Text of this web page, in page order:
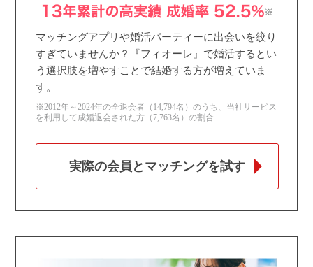
マッチングアプリや婚活パーティーに出会いを絞り
すぎていませんか？『フィオーレ』で婚活するとい
う選択肢を増やすことで結婚する方が増えていま
す。
※2012年～2024年の全退会者（14,794名）のうち、当社サービス
を利用して成婚退会された方（7,763名）の割合
実際の会員とマッチングを試す